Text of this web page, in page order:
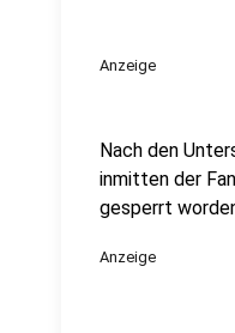
Anzeige
Nach den
inmitten der
gesperrt
Anzeige